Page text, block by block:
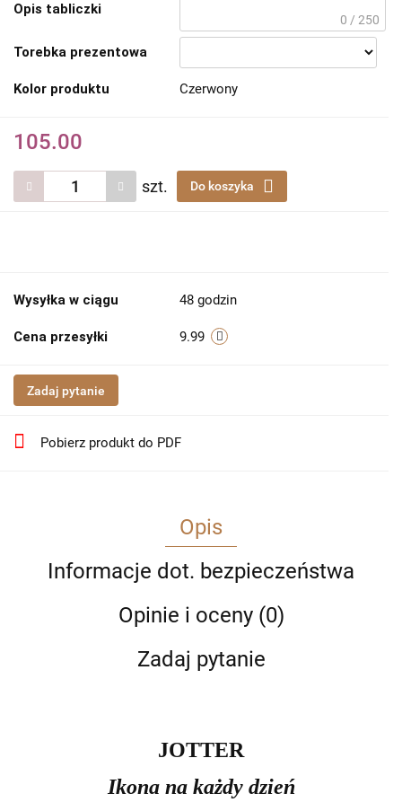
Opis tabliczki
0 / 250
Torebka prezentowa
Kolor produktu Czerwony
105.00
szt. Do koszyka
Wysyłka w ciągu 48 godzin
Cena przesyłki 9.99
Zadaj pytanie
Pobierz produkt do PDF
Opis
Informacje dot. bezpieczeństwa
Opinie i oceny (0)
Zadaj pytanie
JOTTER
Ikona na każdy dzień